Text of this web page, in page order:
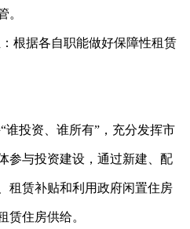
。
根据各自职能做好保障性租赁
谁投资、谁所有”，充分发挥市
参与投资建设，通过新建、配
租赁补贴和利用政府闲置住房
赁住房供给。